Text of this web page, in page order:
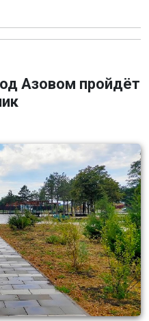
Азовом пройдёт